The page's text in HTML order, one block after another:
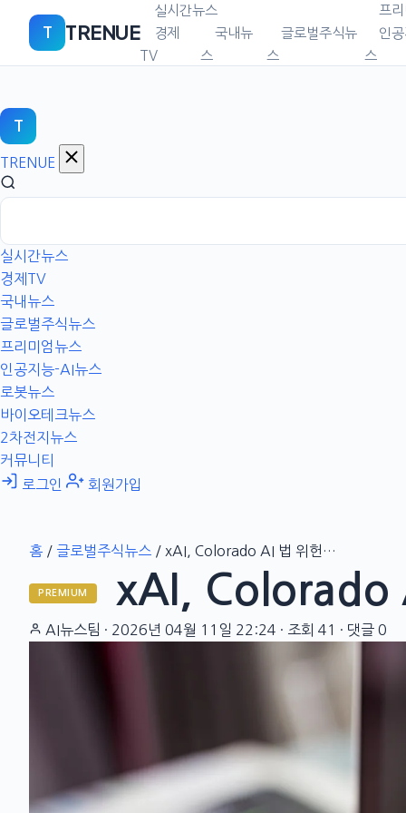
T TRENUE
실시간뉴스
경제
TV
국내뉴
스
글로벌주식뉴
스
프
인
스
T
TRENUE
실시간뉴스
경제TV
국내뉴스
글로벌주식뉴스
프리미엄뉴스
인공지능-AI뉴스
로봇뉴스
바이오테크뉴스
2차전지뉴스
커뮤니티
로그인
회원가입
홈 / 글로벌주식뉴스 / xAI, Colorado AI 법 위헌…
PREMIUM xAI, Colorado
AI뉴스팀 · 2026년 04월 11일 22:24 · 조회 41 · 댓글 0